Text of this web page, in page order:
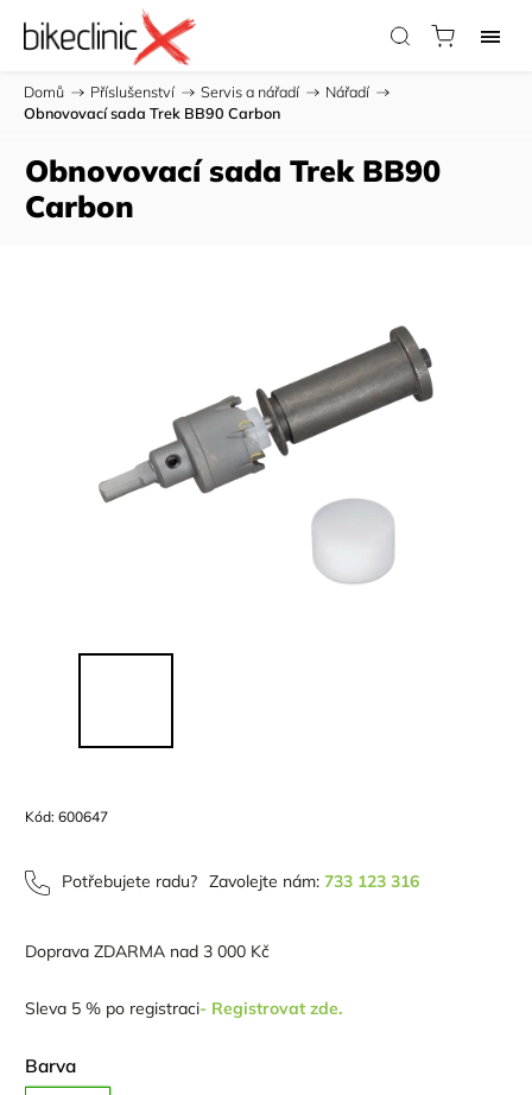
Domů / Příslušenství / Servis a nářadí / Nářadí /
Obnovovací sada Trek BB90 Carbon
Obnovovací sada Trek BB90
Carbon
Kód: 600647
Potřebujete radu? Zavolejte nám: 733 123 316
Doprava ZDARMA nad 3 000 Kč
Sleva 5 % po registraci- Registrovat zde.
Barva